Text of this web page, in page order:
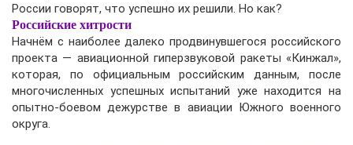
России говорят, что успешно их решили. Но как?
Российские хитрости
Начнём с наиболее далеко продвинувшегося российского
проекта — авиационной гиперзвуковой ракеты «Кинжал»,
которая, по официальным российским данным, после
многочисленных успешных испытаний уже находится на
опытно-боевом дежурстве в авиации Южного военного
округа.